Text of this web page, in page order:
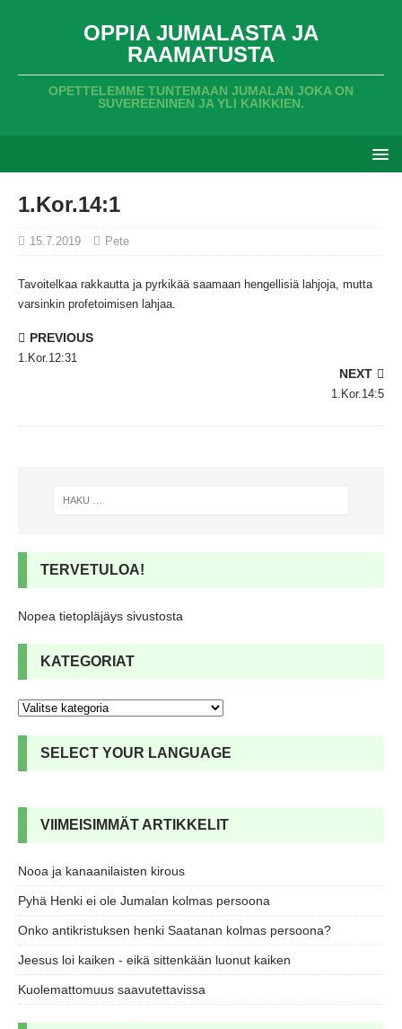
OPPIA JUMALASTA JA
RAAMATUSTA
OPETTELEMME TUNTEMAAN JUMALAN JOKA ON
SUVEREENINEN JA YLI KAIKKIEN.
1.Kor.14:1
15.7.2019 Pete
Tavoitelkaa rakkautta ja pyrkikää saamaan hengellisiä lahjoja, mutta
varsinkin profetoimisen lahjaa.
PREVIOUS
1.Kor.12:31
NEXT
1.Kor.14:5
TERVETULOA!
Nopea tietopläjäys sivustosta
KATEGORIAT
SELECT YOUR LANGUAGE
VIIMEISIMMÄT ARTIKKELIT
Nooa ja kanaanilaisten kirous
Pyhä Henki ei ole Jumalan kolmas persoona
Onko antikristuksen henki Saatanan kolmas persoona?
Jeesus loi kaiken - eikä sittenkään luonut kaiken
Kuolemattomuus saavutettavissa